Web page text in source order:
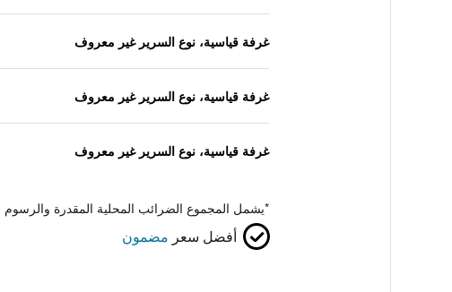
غرفة قياسية، نوع السرير غير معروف
غرفة قياسية، نوع السرير غير معروف
غرفة قياسية، نوع السرير غير معروف
*يشمل المجموع الضرائب المحلية المقدرة
أفضل سعر مضمون